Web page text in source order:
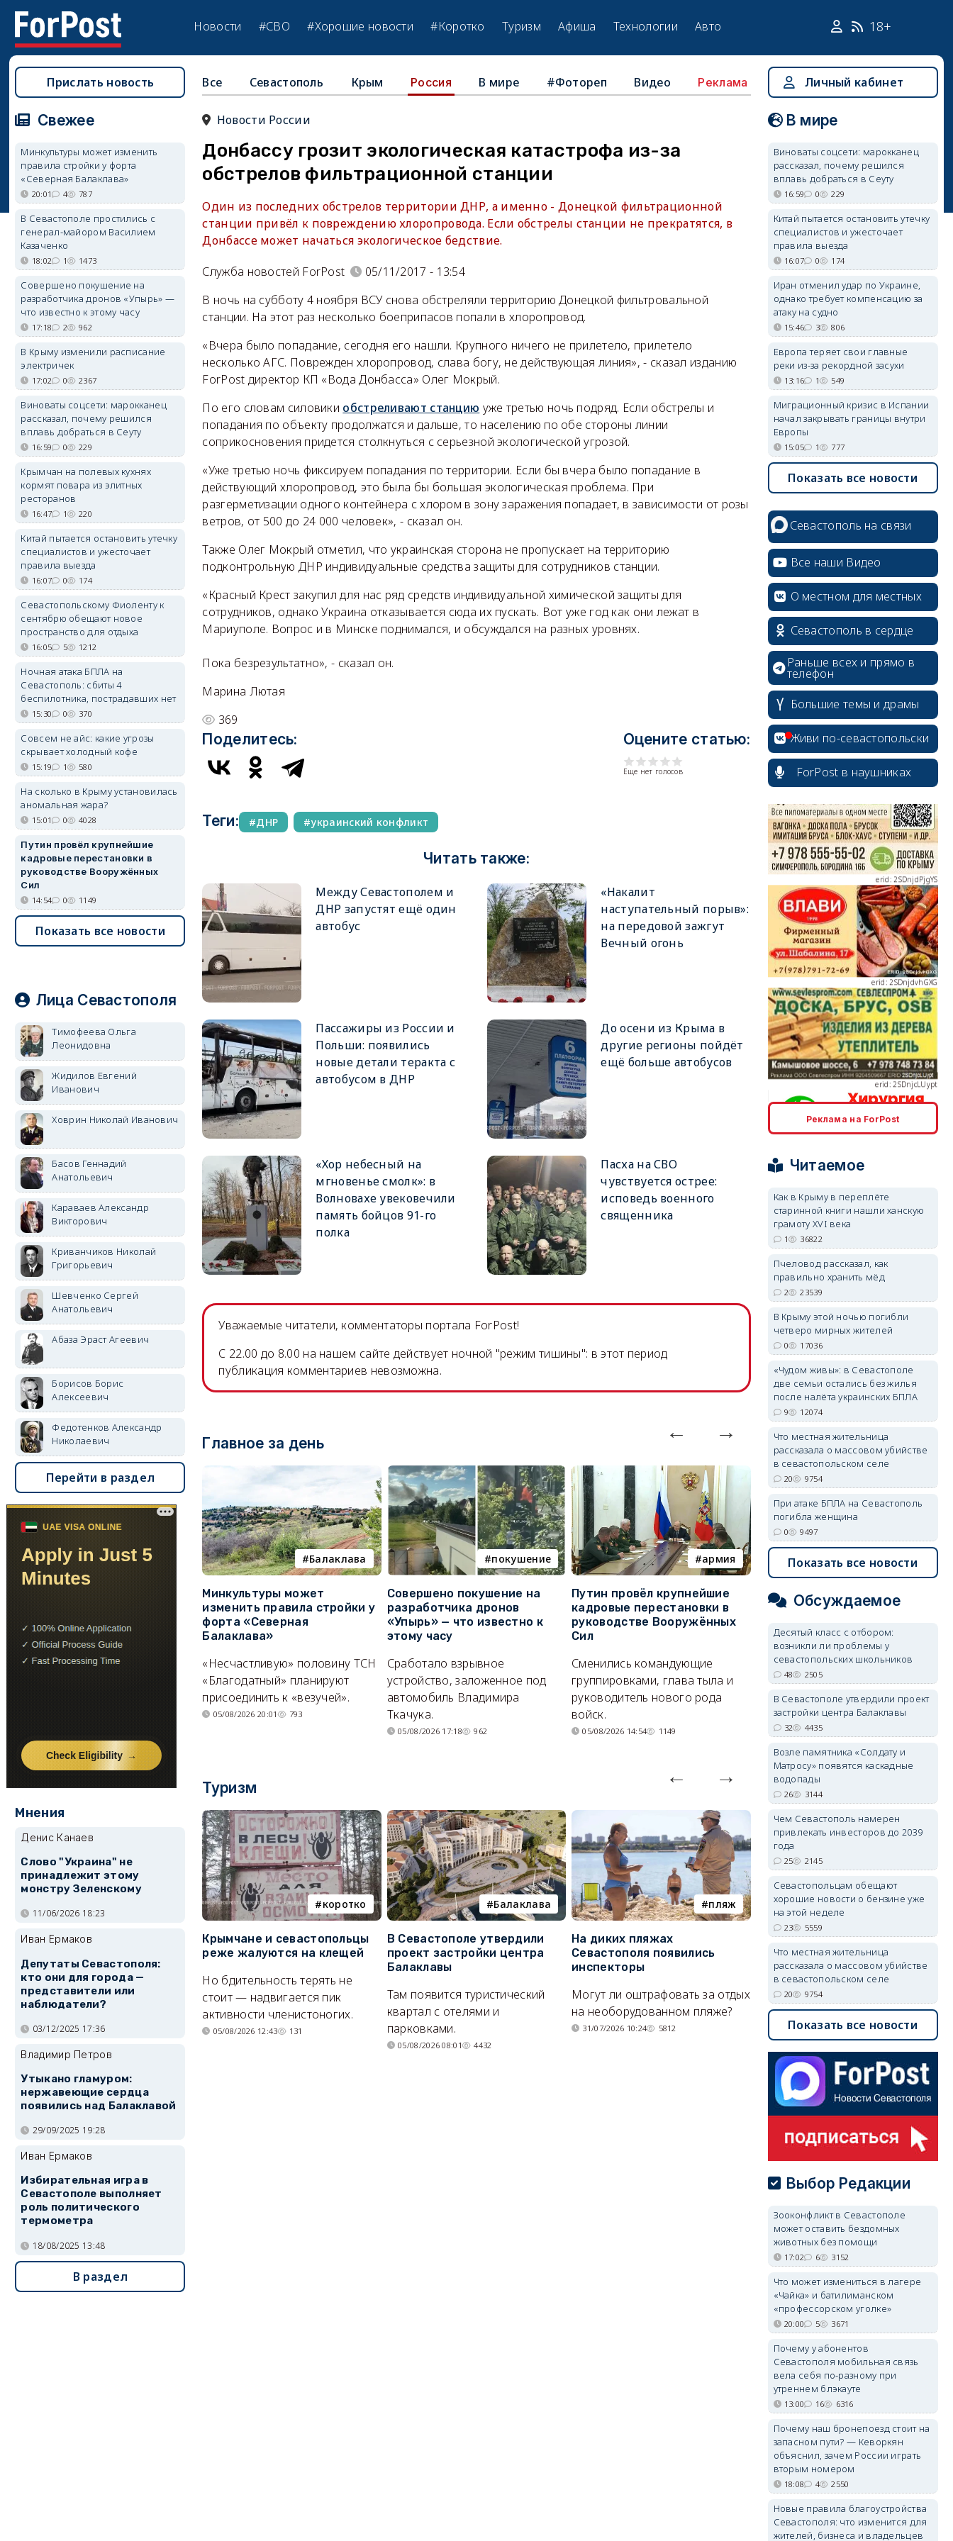
Новости #СВО #Хорошие новости #Коротко Туризм Афиша Технологии Авто 18+
Все Севастополь Крым Россия В мире #Фотореп Видео Реклама
Новости России
Донбассу грозит экологическая катастрофа из-за
обстрелов фильтрационной станции
Один из последних обстрелов территории ДНР, а именно - Донецкой фильтрационной
станции привёл к повреждению хлоропровода. Если обстрелы станции не прекратятся, в
Донбассе может начаться экологическое бедствие.
Служба новостей ForPost
05/11/2017 - 13:54
В ночь на субботу 4 ноября ВСУ снова обстреляли территорию Донецкой фильтровальной
станции. На этот раз несколько боеприпасов попали в хлоропровод.
«Вчера было попадание, сегодня его нашли. Крупного ничего не прилетело, прилетело
несколько АГС. Поврежден хлоропровод, слава богу, не действующая линия», - сказал изданию
ForPost директор КП «Вода Донбасса» Олег Мокрый.
По его словам силовики обстреливают станцию уже третью ночь подряд. Если обстрелы и
попадания по объекту продолжатся и дальше, то населению по обе стороны линии
соприкосновения придется столкнуться с серьезной экологической угрозой.
«Уже третью ночь фиксируем попадания по территории. Если бы вчера было попадание в
действующий хлоропровод, это была бы большая экологическая проблема. При
разгерметизации одного контейнера с хлором в зону заражения попадает, в зависимости от розы
ветров, от 500 до 24 000 человек», - сказал он.
Также Олег Мокрый отметил, что украинская сторона не пропускает на территорию
подконтрольную ДНР индивидуальные средства защиты для сотрудников станции.
«Красный Крест закупил для нас ряд средств индивидуальной химической защиты для
сотрудников, однако Украина отказывается сюда их пускать. Вот уже год как они лежат в
Мариуполе. Вопрос и в Минске поднимался, и обсуждался на разных уровнях.
Пока безрезультатно», - сказал он.
Марина Лютая
369
Поделитесь: Оцените статью:
Еще нет голосов
Теги: ДНР украинский конфликт
Читать также:
Между Севастополем и
ДНР запустят ещё один
автобус
«Накалит
наступательный порыв»:
на передовой зажгут
Вечный огонь
Пассажиры из России и
Польши: появились
новые детали теракта с
автобусом в ДНР
До осени из Крыма в
другие регионы пойдёт
ещё больше автобусов
«Хор небесный на
мгновенье смолк»: в
Волновахе увековечили
память бойцов 91-го
полка
Пасха на СВО
чувствуется острее:
исповедь военного
священника
Уважаемые читатели, комментаторы портала ForPost!
C 22.00 до 8.00 на нашем сайте действует ночной "режим тишины": в этот период
публикация комментариев невозможна.
Главное за день
Балаклава
Минкультуры может
изменить правила стройки у
форта «Северная
Балаклава»
«Несчастливую» половину ТСН
«Благодатный» планируют
присоединить к «везучей».
05/08/2026 20:01 793
покушение
Совершено покушение на
разработчика дронов
«Упырь» — что известно к
этому часу
Сработало взрывное
устройство, заложенное под
автомобиль Владимира
Ткачука.
05/08/2026 17:18 962
армия
Путин провёл крупнейшие
кадровые перестановки в
руководстве Вооружённых
Сил
Сменились командующие
группировками, глава тыла и
руководитель нового рода
войск.
05/08/2026 14:54 1149
Балаклава
В Севастополе утвердили
проект застройки центра
Там появится туристический
квартал с отелями и
парковками.
05/08/2026 08:01 4433
Туризм
коротко
Крымчане и севастопольцы
реже жалуются на клещей
Но бдительность терять не
стоит — надвигается пик
активности членистоногих.
05/08/2026 12:43 131
Балаклава
В Севастополе утвердили
проект застройки центра
Балаклавы
Там появится туристический
квартал с отелями и
парковками.
05/08/2026 08:01 4432
пляж
На диких пляжах
Севастополя появились
инспекторы
Могут ли оштрафовать за отдых
на необорудованном пляже?
31/07/2026 10:24 5812
туризм
Двух москвичей на
сапбордах унесло от берега
Крыма на километр в море
Спасатели благополучно
вернули туристов обратно на
Прислать новость
Свежее
Минкультуры может изменить
правила стройки у форта
«Северная Балаклава»
20:01 4 787
В Севастополе простились с
генерал-майором Василием
Казаченко
18:02 1 1473
Совершено покушение на
разработчика дронов «Упырь» —
что известно к этому часу
17:18 2 962
В Крыму изменили расписание
электричек
17:02 0 2367
Виноваты соцсети: марокканец
рассказал, почему решился
вплавь добраться в Сеуту
16:59 0 229
Крымчан на полевых кухнях
кормят повара из элитных
ресторанов
16:47 1 220
Китай пытается остановить утечку
специалистов и ужесточает
правила выезда
16:07 0 174
Севастопольскому Фиоленту к
сентябрю обещают новое
пространство для отдыха
16:05 5 1212
Ночная атака БПЛА на
Севастополь: сбиты 4
беспилотника, пострадавших нет
15:30 0 370
Совсем не айс: какие угрозы
скрывает холодный кофе
15:19 1 580
На сколько в Крыму установилась
аномальная жара?
15:01 0 4028
Путин провёл крупнейшие
кадровые перестановки в
руководстве Вооружённых
Сил
14:54 0 1149
Показать все новости
Лица Севастополя
Тимофеева Ольга
Леонидовна
Жидилов Евгений
Иванович
Ховрин Николай Иванович
Басов Геннадий
Анатольевич
Караваев Александр
Викторович
Криванчиков Николай
Григорьевич
Шевченко Сергей
Анатольевич
Абаза Эраст Агеевич
Борисов Борис
Алексеевич
Федотенков Александр
Николаевич
Перейти в раздел
Мнения
Денис Канаев
Слово "Украина" не
принадлежит этому
монстру Зеленскому
11/06/2026 18:23
Иван Ермаков
Депутаты Севастополя:
кто они для города —
представители или
наблюдатели?
03/12/2025 17:36
Владимир Петров
Утыкано гламуром:
нержавеющие сердца
появились над Балаклавой
29/09/2025 19:28
Иван Ермаков
Избирательная игра в
Севастополе выполняет
роль политического
термометра
18/08/2025 13:48
В раздел
Личный кабинет
В мире
Виноваты соцсети: марокканец
рассказал, почему решился
вплавь добраться в Сеуту
16:59 0 229
Китай пытается остановить утечку
специалистов и ужесточает
правила выезда
16:07 0 174
Иран отменил удар по Украине,
однако требует компенсацию за
атаку на судно
15:46 3 806
Европа теряет свои главные
реки из-за рекордной засухи
13:16 1 549
Миграционный кризис в Испании
начал закрывать границы внутри
Европы
15:05 1 777
Показать все новости
Севастополь на связи
Все наши Видео
О местном для местных
Севастополь в сердце
Раньше всех и прямо в
телефон
Большие темы и драмы
Живи по-севастопольски
ForPost в наушниках
erid: 2SDnjcrDNw6
erid: 2SDnjdPjgYS
erid: 2SDnjdvhGXG
erid: 2SDnjcLUypt
erid: 2SDnjcrDNw6
Реклама на ForPost
Читаемое
Как в Крыму в переплёте
старинной книги нашли ханскую
грамоту XVI века
1 36822
Пчеловод рассказал, как
правильно хранить мёд
2 23539
В Крыму этой ночью погибли
четверо мирных жителей
0 17036
«Чудом живы»: в Севастополе
две семьи остались без жилья
после налёта украинских БПЛА
9 12074
Что местная жительница
рассказала о массовом убийстве
в севастопольском селе
20 9754
При атаке БПЛА на Севастополь
погибла женщина
0 9497
Показать все новости
Обсуждаемое
Десятый класс с отбором:
возникли ли проблемы у
севастопольских школьников
48 2505
В Севастополе утвердили проект
застройки центра Балаклавы
32 4435
Возле памятника «Солдату и
Матросу» появятся каскадные
водопады
26 3144
Чем Севастополь намерен
привлекать инвесторов до 2039
года
25 2145
Севастопольцам обещают
хорошие новости о бензине уже
на этой неделе
23 5559
Что местная жительница
рассказала о массовом убийстве
в севастопольском селе
20 9754
Показать все новости
Выбор Редакции
Зооконфликт в Севастополе
может оставить бездомных
животных без помощи
17:02 6 3152
Что может измениться в лагере
«Чайка» и батилиманском
«профессорском уголке»
20:00 5 3671
Почему у абонентов
Севастополя мобильная связь
вела себя по-разному при
утреннем блэкауте
13:00 16 6316
Почему наш бронепоезд стоит на
запасном пути? — Кеворкян
объяснил, зачем России играть
вторым номером
18:08 4 2550
Новые правила благоустройства
Севастополя: что изменится для
жителей, бизнеса и владельцев